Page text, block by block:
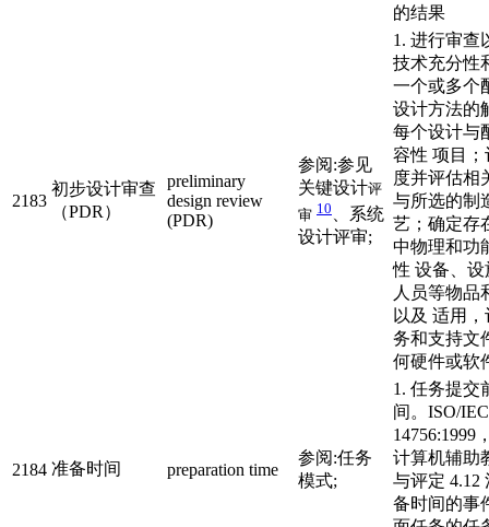
的结果
2183
初步设计审查
（PDR）
preliminary
design review
(PDR)
参阅:参见
关键设计评
审 10
、系统
设计评审;
1. 进行审查
技术充分性
一个或多个
设计方法的
每个设计与
容性 项目
度并评估相
与所选的制
艺；确定存
中物理和功
性 设备、
人员等物品
以及 适用
务和支持文
何硬件或软
2184 准备时间 preparation time
参阅:任务
模式;
1. 任务提交
间。ISO/IEC
14756:1999
计算机辅助
与评定 4.12
备时间的事